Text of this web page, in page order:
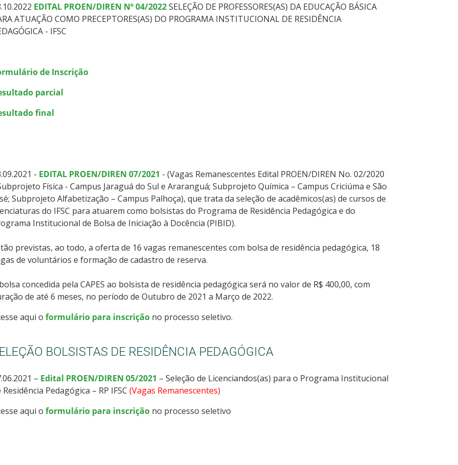
EDITAL PROEN/DIREN Nº 04/2022SELEÇÃO DE PROFESSORES(AS) DA EDUCAÇÃO BÁSICA
ATUAÇÃO COMO PRECEPTORES(AS) DO PROGRAMA INSTITUCIONAL DE RESIDÊNCIA
- IFSC
de Inscrição
parcial
final
- EDITAL PROEN/DIREN 07/2021 - (Vagas Remanescentes Edital PROEN/DIREN No. 02/2020
Física - Campus Jaraguá do Sul e Araranguá; Subprojeto Química – Campus Criciúma e São
Subprojeto Alfabetização – Campus Palhoça), que trata da seleção de acadêmicos(as) de cursos de
do IFSC para atuarem como bolsistas do Programa de Residência Pedagógica e do
Institucional de Bolsa de Iniciação à Docência (PIBID).
previstas, ao todo, a oferta de 16 vagas remanescentes com bolsa de residência pedagógica, 18
de voluntários e formação de cadastro de reserva.
concedida pela CAPES ao bolsista de residência pedagógica será no valor de R$ 400,00, com
de até 6 meses, no período de Outubro de 2021 a Março de 2022.
aqui o formulário para inscriçãono processo seletivo.
BOLSISTAS DE RESIDÊNCIA PEDAGÓGICA
– Edital PROEN/DIREN 05/2021 – Seleção de Licenciandos(as) para o Programa Institucional
Residência Pedagógica – RP IFSC (Vagas Remanescentes)
aqui o formulário para inscriçãono processo seletivo